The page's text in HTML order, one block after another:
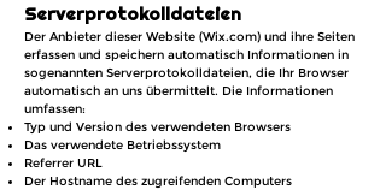
Serverprotokolldateien
Der Anbieter dieser Website (Wix.com) und ihre Seiten
erfassen und speichern automatisch Informationen in
sogenannten Serverprotokolldateien, die Ihr Browser
automatisch an uns übermittelt. Die Informationen
umfassen:
Typ und Version des verwendeten Browsers
Das verwendete Betriebssystem
Referrer URL
Der Hostname des zugreifenden Computers